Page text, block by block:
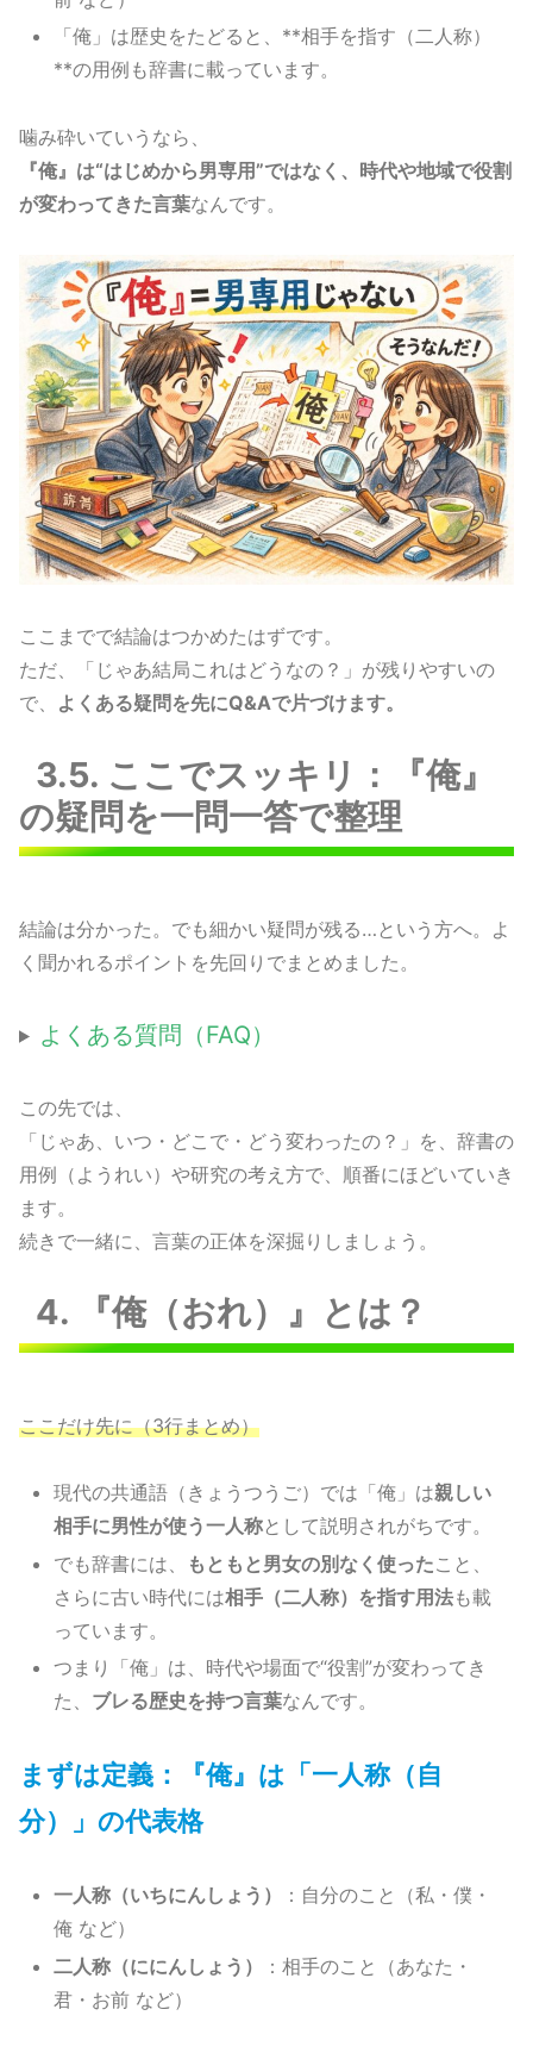
「俺」は歴史をたどると、**相手を指す（二人称）
**の用例も辞書に載っています。
噛み砕いていうなら、
『俺』は“はじめから男専用”ではなく、時代や地域で役割
が変わってきた言葉なんです。
ここまでで結論はつかめたはずです。
ただ、「じゃあ結局これはどうなの？」が残りやすいの
で、 よくある疑問を先にQ&Aで片づけます。
3.5. ここでスッキリ：『俺』
の疑問を一問一答で整理
結論は分かった。でも細かい疑問が残る…という方へ。よ
く聞かれるポイントを先回りでまとめました。
よくある質問（FAQ）
この先では、
「じゃあ、いつ・どこで・どう変わったの？」を、辞書の
用例（ようれい）や研究の考え方で、順番にほどいていき
ます。
続きで一緒に、言葉の正体を深掘りしましょう。
4. 『俺（おれ）』とは？
ここだけ先に（3行まとめ）
現代の共通語（きょうつうご）では「俺」は親しい
相手に男性が使う一人称として説明されがちです。
でも辞書には、
もともと男女の別なく使ったこと、
さらに古い時代には相手（二人称）を指す用法も載
っています。
つまり「俺」は、時代や場面で“役割”が変わってき
た、 ブレる歴史を持つ言葉なんです。
まずは定義：『俺』は「一人称（自
分）」の代表格
一人称（いちにんしょう）
：自分のこと（私・僕・
俺 など）
二人称（ににんしょう）
：相手のこと（あなた・
君・お前 など）